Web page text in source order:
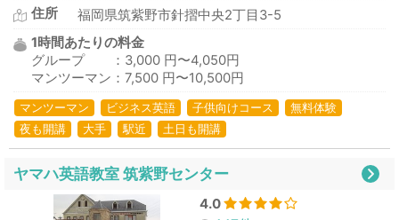
住所
福岡県筑紫野市針摺中央2丁目3-5
1時間あたりの料金
グループ ：3,000 円〜4,050円
マンツーマン：7,500 円〜10,500円
マンツーマン ビジネス英語 子供向けコース
無料体験
夜も開講
大手 駅近 土日も開講
ヤマハ英語教室 筑紫野センター
4.0